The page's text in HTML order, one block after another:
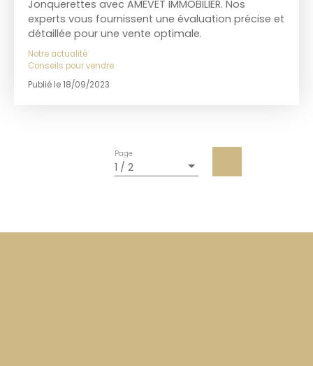
Jonquerettes avec AMEVET IMMOBILIER. Nos
experts vous fournissent une évaluation précise et
détaillée pour une vente optimale.
Notre actualité
Conseils pour vendre
Publié le 18/09/2023
1 / 2
Page